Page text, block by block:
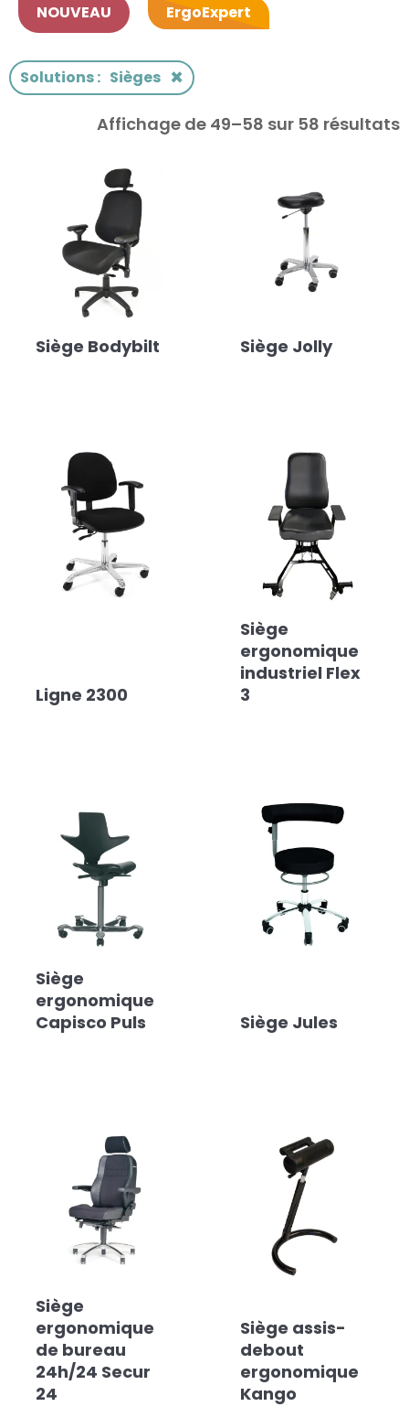
NOUVEAU ErgoExpert
Solutions: Sièges ×
Affichage de 49–58 sur 58 résultats
Siège Bodybilt Siège Jolly
Ligne 2300
Siège
ergonomique
industriel Flex
3
Siège
ergonomique
Capisco Puls
Siège Jules
Siège
ergonomique
de bureau
24h/24 Secur
24
Siège assis-
debout
ergonomique
Kango